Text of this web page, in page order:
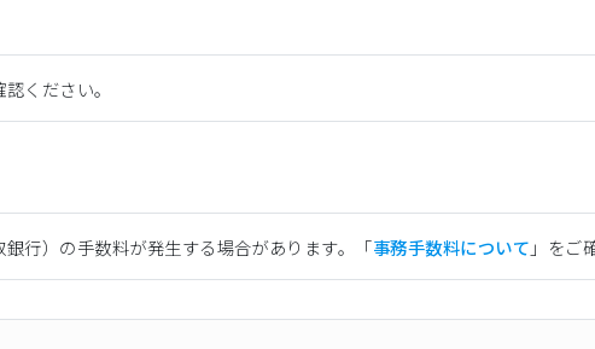
ください。
行）の手数料が発生する場合があります。「事務手数料について 」をご